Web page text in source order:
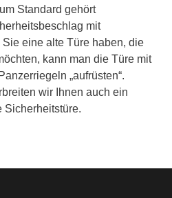
Standard gehört
mit
eine alte Türe haben, die
kann man die Türe mit
„aufrüsten“.
wir Ihnen auch ein
Sicherheitstüre.